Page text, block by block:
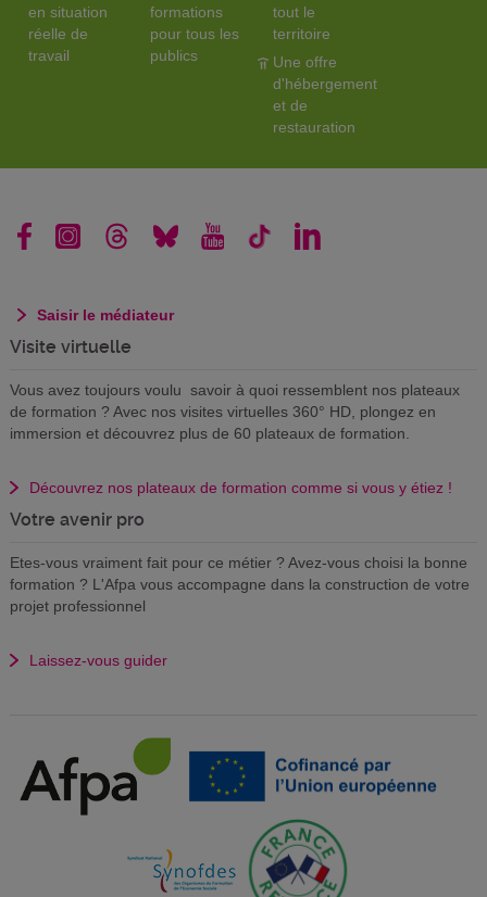
en situation
réelle de
travail
formations
pour tous les
publics
tout le
territoire
Une offre
d'hébergement
et de
restauration
Saisir le médiateur
Visite virtuelle
Vous avez toujours voulu savoir à quoi ressemblent nos plateaux
de formation ? Avec nos visites virtuelles 360° HD, plongez en
immersion et découvrez plus de 60 plateaux de formation.
Découvrez nos plateaux de formation comme si vous y étiez !
Votre avenir pro
Etes-vous vraiment fait pour ce métier ? Avez-vous choisi la bonne
formation ? L'Afpa vous accompagne dans la construction de votre
projet professionnel
Laissez-vous guider